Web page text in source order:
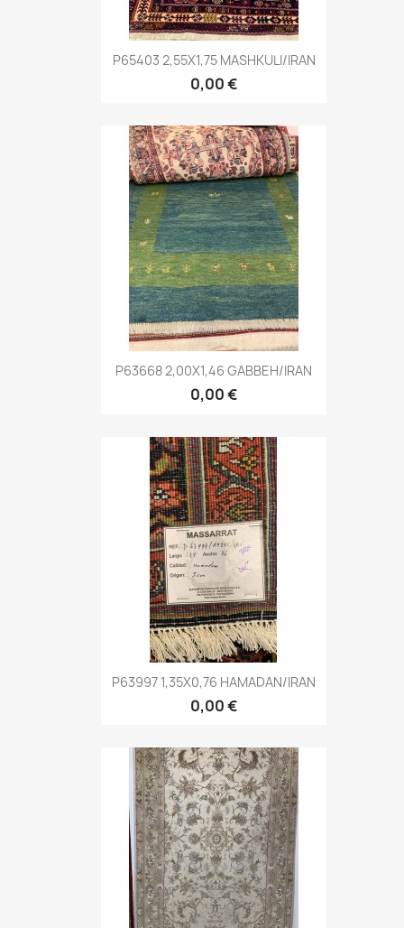
P65403 2,55X1,75 MASHKULI/IRAN
0,00 €
P63668 2,00X1,46 GABBEH/IRAN
0,00 €
P63997 1,35X0,76 HAMADAN/IRAN
0,00 €